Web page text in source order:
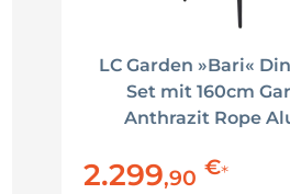
LC Garden »Bari«
Set mit 160cm
Anthrazit Rope
2.299,90 €*